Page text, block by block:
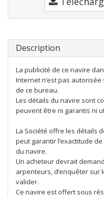
Description
La publicité de ce navire
Internet n’est pas
de ce bureau.
Les détails du navire sont
peuvent être ni garantis ni
La Société offre les détails
peut garantir l’exactitude
du navire.
Un acheteur devrait
arpenteurs, d’enquêter sur
valider.
Ce navire est offert sous